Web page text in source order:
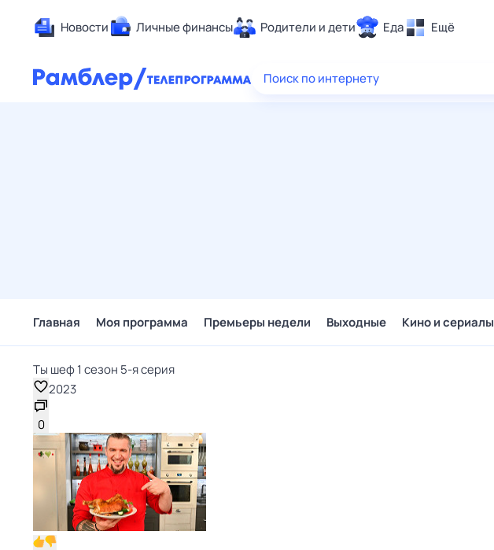
Новости Личные финансы Родители и дети Еда Ещё
Здоровье
Поиск по интернету
Главная Моя программа Премьеры недели Выходные Кино и сериалы
Ты шеф 1 сезон 5-я серия
2023
0